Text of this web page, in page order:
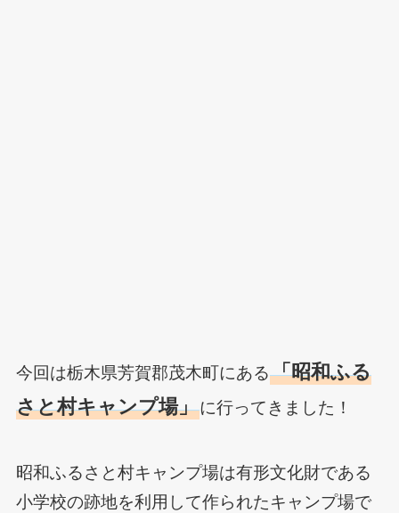
今回は栃木県芳賀郡茂木町にある「昭和ふる
さと村キャンプ場」に行ってきました！
昭和ふるさと村キャンプ場は有形文化財である
小学校の跡地を利用して作られたキャンプ場で